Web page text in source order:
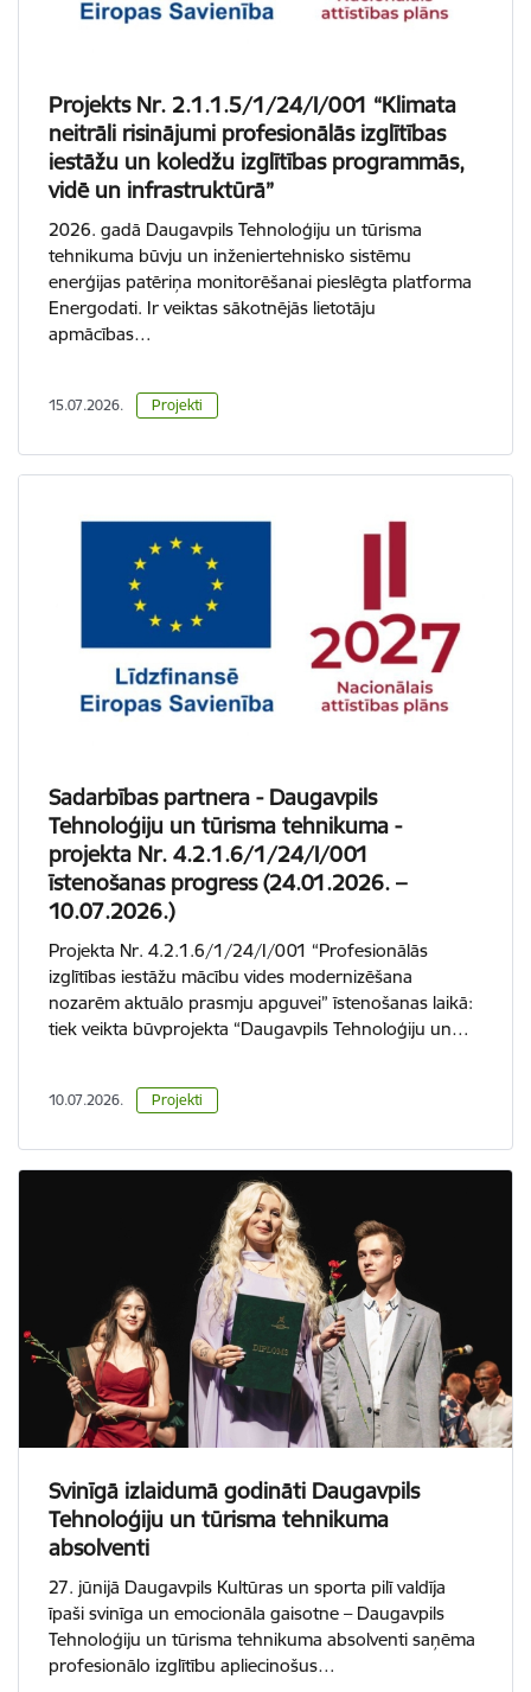
Projekts Nr. 2.1.1.5/1/24/I/001 “Klimata
neitrāli risinājumi profesionālās izglītības
iestāžu un koledžu izglītības programmās,
vidē un infrastruktūrā”
2026. gadā Daugavpils Tehnoloģiju un tūrisma
tehnikuma būvju un inženiertehnisko sistēmu
enerģijas patēriņa monitorēšanai pieslēgta platforma
Energodati. Ir veiktas sākotnējās lietotāju
apmācības…
15.07.2026. Projekti
Sadarbības partnera - Daugavpils
Tehnoloģiju un tūrisma tehnikuma -
projekta Nr. 4.2.1.6/1/24/I/001
īstenošanas progress (24.01.2026. –
10.07.2026.)
Projekta Nr. 4.2.1.6/1/24/I/001 “Profesionālās
izglītības iestāžu mācību vides modernizēšana
nozarēm aktuālo prasmju apguvei” īstenošanas laikā:
tiek veikta būvprojekta “Daugavpils Tehnoloģiju un…
10.07.2026. Projekti
Svinīgā izlaidumā godināti Daugavpils
Tehnoloģiju un tūrisma tehnikuma
absolventi
27. jūnijā Daugavpils Kultūras un sporta pilī valdīja
īpaši svinīga un emocionāla gaisotne – Daugavpils
Tehnoloģiju un tūrisma tehnikuma absolventi saņēma
profesionālo izglītību apliecinošus…